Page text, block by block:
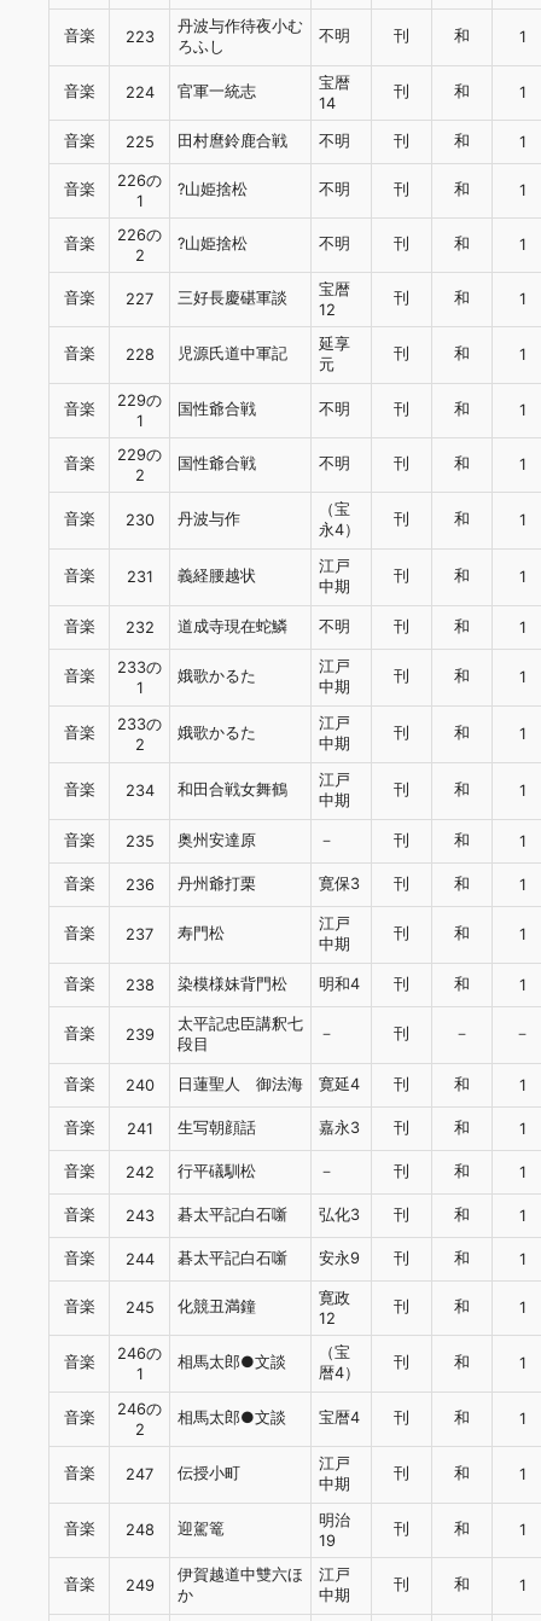
音楽 223
丹波与作待夜小む
ろふし
不明 刊 和 1
音楽 224 官軍一統志
宝暦
14
刊 和 1
音楽 225 田村麿鈴鹿合戦 不明 刊 和 1
音楽
226の
1
?山姫捨松 不明 刊 和 1
音楽
226の
2
?山姫捨松 不明 刊 和 1
音楽 227 三好長慶碪軍談
宝暦
12
刊 和 1
音楽 228 児源氏道中軍記
延享
元
刊 和 1
音楽
229の
1
国性爺合戦 不明 刊 和 1
音楽
229の
2
国性爺合戦 不明 刊 和 1
音楽 230 丹波与作
（宝
永4）
刊 和 1
音楽 231 義経腰越状
江戸
中期
刊 和 1
音楽 232 道成寺現在蛇鱗 不明 刊 和 1
音楽
233の
1
娥歌かるた
江戸
中期
刊 和 1
音楽
233の
2
娥歌かるた
江戸
中期
刊 和 1
音楽 234 和田合戦女舞鶴
江戸
中期
刊 和 1
音楽 235 奥州安達原 － 刊 和 1
音楽 236 丹州爺打栗 寛保3 刊 和 1
音楽 237 寿門松
江戸
中期
刊 和 1
音楽 238 染模様妹背門松 明和4 刊 和 1
音楽 239
太平記忠臣講釈七
段目
－ 刊 － －
音楽 240 日蓮聖人 御法海 寛延4 刊 和 1
音楽 241 生写朝顔話 嘉永3 刊 和 1
音楽 242 行平礒馴松 － 刊 和 1
音楽 243 碁太平記白石噺 弘化3 刊 和 1
音楽 244 碁太平記白石噺 安永9 刊 和 1
音楽 245 化競丑満鐘
寛政
12
刊 和 1
音楽
246の
1
相馬太郎●文談
（宝
暦4）
刊 和 1
音楽
246の
2
相馬太郎●文談 宝暦4 刊 和 1
音楽 247 伝授小町
江戸
中期
刊 和 1
音楽 248 迎駕篭
明治
19
刊 和 1
音楽 249
伊賀越道中雙六ほ
か
江戸
中期
刊 和 1